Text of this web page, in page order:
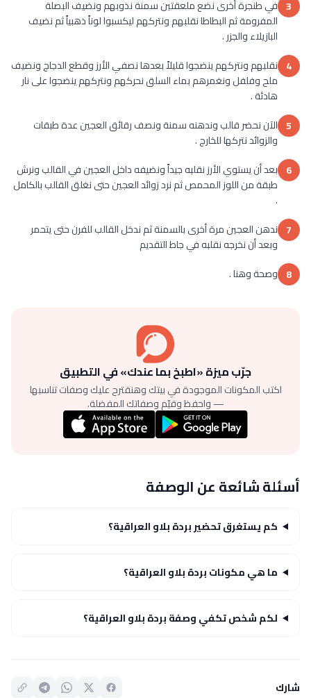
3 في طنجرة أخرى نضع ملعقتين سمنة نذوبهم ونضيف البصلة
المفرومة ثم البطاطا نقلبهم ونتركهم ليكسبوا لوناً ذهبياً ثم نضيف
البازيلاء والجزر .
4 نقلبهم ونتركهم ينضجوا قليلاً بعدها نصفي الأرز وقطع الدجاج ونضيف
ملح وفلفل ونغمرهم بماء السلق نحركهم ونتركهم ينضجوا على نار
هادئة .
5 الآن نحضر قالب وندهنه سمنة ونصف رقائق العجين عدة طبقات
والزوائد نتركها للخارج .
6 بعد أن يستوي الأرز نقلبه جيداً ونضيفه داخل العجين في القالب ونرش
طبقة من اللوز المحمص ثم نرد زوائد العجين حتى نغلق القالب بالكامل
.
7 ندهن العجين مرة أخرى بالسمنة ثم ندخل القالب للفرن حتى يتحمر
وبعد أن نخرجه نقلبه في جاط التقديم
8 وصحة وهنا .
جرّب ميزة «اطبخ بما عندك» في التطبيق
اكتب المكونات الموجودة في بيتك وهنقترح عليك وصفات تناسبها
— واحفظ وقيّم وصفاتك المفضلة.
أسئلة شائعة عن الوصفة
كم يستغرق تحضير بردة بلاو العراقية؟
ما هي مكونات بردة بلاو العراقية؟
لكم شخص تكفي وصفة بردة بلاو العراقية؟
شارك